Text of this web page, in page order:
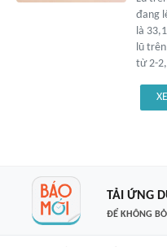
đang
là
lũ
từ 2-
TẢI ỨNG
ĐỂ KHÔNG